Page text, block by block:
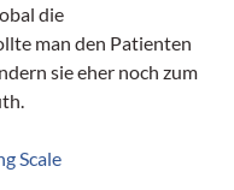
die
man den Patienten
sie eher noch zum
Scale